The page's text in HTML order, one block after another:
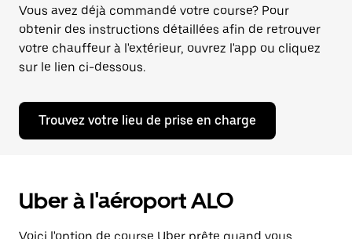
Vous avez déjà commandé votre course? Pour
obtenir des instructions détaillées afin de retrouver
votre chauffeur à l'extérieur, ouvrez l'app ou cliquez
sur le lien ci-dessous.
Trouvez votre lieu de prise en charge
Uber à l'aéroport ALO